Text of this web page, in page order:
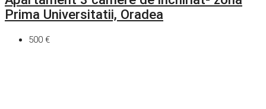
Prima Universitatii, Oradea
500 €